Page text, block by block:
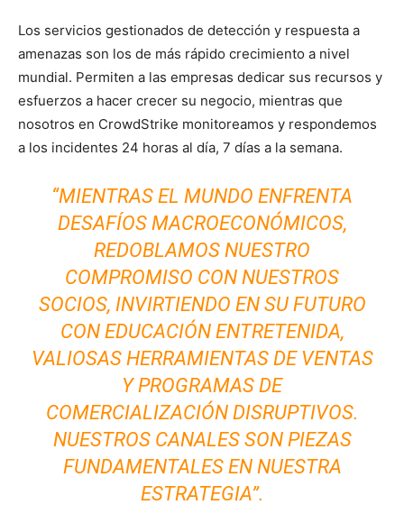
Los servicios gestionados de detección y respuesta a
amenazas son los de más rápido crecimiento a nivel
mundial. Permiten a las empresas dedicar sus recursos y
esfuerzos a hacer crecer su negocio, mientras que
nosotros en CrowdStrike monitoreamos y respondemos
a los incidentes 24 horas al día, 7 días a la semana.
“MIENTRAS EL MUNDO ENFRENTA
DESAFÍOS MACROECONÓMICOS,
REDOBLAMOS NUESTRO
COMPROMISO CON NUESTROS
SOCIOS, INVIRTIENDO EN SU FUTURO
CON EDUCACIÓN ENTRETENIDA,
VALIOSAS HERRAMIENTAS DE VENTAS
Y PROGRAMAS DE
COMERCIALIZACIÓN DISRUPTIVOS.
NUESTROS CANALES SON PIEZAS
FUNDAMENTALES EN NUESTRA
ESTRATEGIA”.